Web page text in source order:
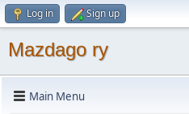
Log in Sign up
Mazdago ry
Main Menu